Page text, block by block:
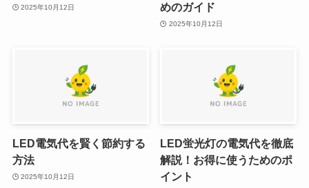
2025年10月12日
めのガイド
2025年10月12日
LED電気代を賢く節約する
方法
2025年10月12日
LED蛍光灯の電気代を徹底
解説！お得に使うためのポ
イント